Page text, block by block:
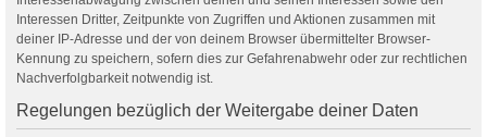
Interessen Dritter, Zeitpunkte von Zugriffen und Aktionen zusammen mit
deiner IP-Adresse und der von deinem Browser übermittelter Browser-
Kennung zu speichern, sofern dies zur Gefahrenabwehr oder zur rechtlichen
Nachverfolgbarkeit notwendig ist.
Regelungen bezüglich der Weitergabe deiner Daten